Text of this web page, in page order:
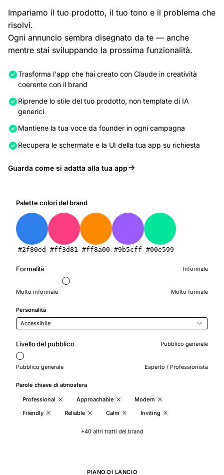
Impariamo il tuo prodotto, il tuo tono e il problema che
risolvi.
Ogni annuncio sembra disegnato da te — anche
mentre stai sviluppando la prossima funzionalità.
Trasforma l'app che hai creato con Claude in creatività
coerente con il brand
Riprende lo stile del tuo prodotto, non template di IA
generici
Mantiene la tua voce da founder in ogni campagna
Recupera le schermate e la UI della tua app su richiesta
Guarda come si adatta alla tua app
Palette colori del brand
#2f80ed #ff3d81 #ff8a00 #9b5cff #00e599
Formalità Informale
Molto informale Molto formale
Personalità
Accessibile
Livello del pubblico Pubblico generale
Pubblico generale Esperto / Professionista
Parole chiave di atmosfera
Professional Approachable
Modern
Friendly
Reliable Calm Inviting
+40 altri tratti del brand
PIANO DI LANCIO